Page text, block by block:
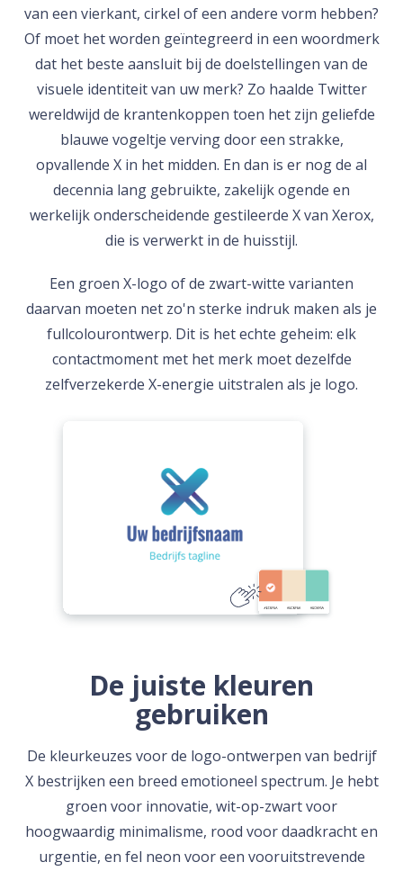
van een vierkant, cirkel of een andere vorm hebben?
Of moet het worden geïntegreerd in een woordmerk
dat het beste aansluit bij de doelstellingen van de
visuele identiteit van uw merk? Zo haalde Twitter
wereldwijd de krantenkoppen toen het zijn geliefde
blauwe vogeltje verving door een strakke,
opvallende X in het midden. En dan is er nog de al
decennia lang gebruikte, zakelijk ogende en
werkelijk onderscheidende gestileerde X van Xerox,
die is verwerkt in de huisstijl.
Een groen X-logo of de zwart-witte varianten
daarvan moeten net zo'n sterke indruk maken als je
fullcolourontwerp. Dit is het echte geheim: elk
contactmoment met het merk moet dezelfde
zelfverzekerde X-energie uitstralen als je logo.
De juiste kleuren
gebruiken
De kleurkeuzes voor de logo-ontwerpen van bedrijf
X bestrijken een breed emotioneel spectrum. Je hebt
groen voor innovatie, wit-op-zwart voor
hoogwaardig minimalisme, rood voor daadkracht en
urgentie, en fel neon voor een vooruitstrevende